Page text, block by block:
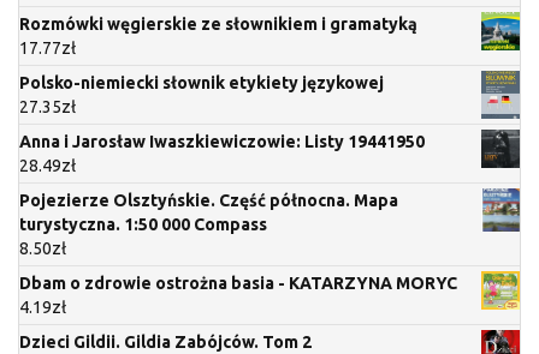
Rozmówki węgierskie ze słownikiem i gramatyką
17.77zł
Polsko-niemiecki słownik etykiety językowej
27.35zł
Anna i Jarosław Iwaszkiewiczowie: Listy 19441950
28.49zł
Pojezierze Olsztyńskie. Część północna. Mapa
turystyczna. 1:50 000 Compass
8.50zł
Dbam o zdrowie ostrożna basia - KATARZYNA MORYC
4.19zł
Dzieci Gildii. Gildia Zabójców. Tom 2